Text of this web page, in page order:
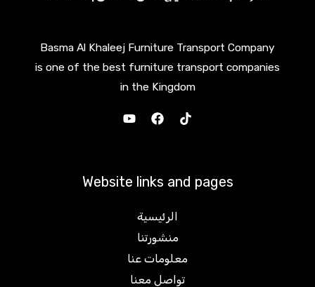
Basma Al Khaleej Furniture Transport Company
is one of the best furniture transport companies
in the Kingdom
Website links and pages
الرئيسية
منشورتنا
معلومات عنا
تواصل معنا